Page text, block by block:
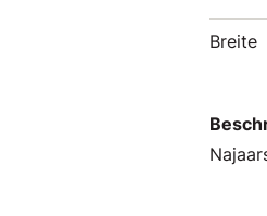
Breite